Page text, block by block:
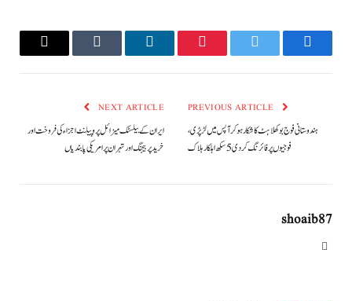
Facebook
Twitter
Pinterest
LinkedIn
Tumblr
Email
ہندوستانی فوج بوکھلاہٹ کا شکار ہوکر آپس میں لڑ پڑی،
فوجیوں پر فائرنگ کر دی 5 سکھ اہلکار ہلاک
NEXT ARTICLE
ایران کے بیلسٹک میزائل پروپیلنٹ اجزاء کی فروخت اور
خرید پر بیجنگ اور تہران پر امریکی پابندیاں
shoaib87